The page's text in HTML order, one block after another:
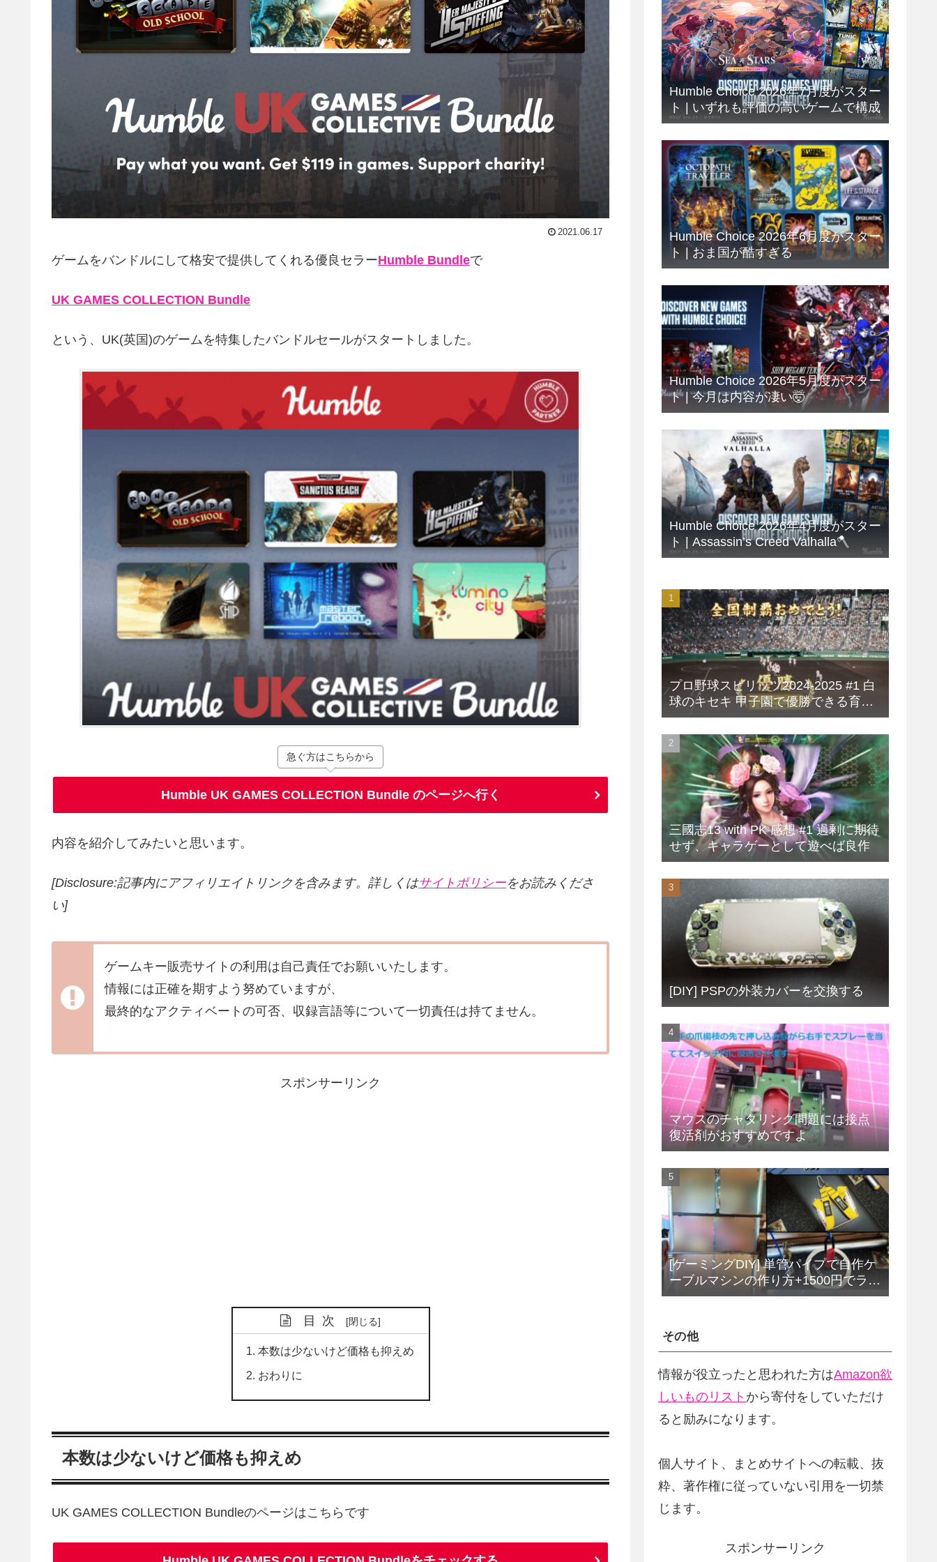
2021.06.17
ゲームをバンドルにして格安で提供してくれる優良セラーHumble Bundleで
UK GAMES COLLECTION Bundle
という、UK(英国)のゲームを特集したバンドルセールがスタートしました。
急ぐ方はこちらから
Humble UK GAMES COLLECTION Bundle のページへ行く
内容を紹介してみたいと思います。
[Disclosure:記事内にアフィリエイトリンクを含みます。詳しくはサイトポリシーをお読みくださ
い]
ゲームキー販売サイトの利用は自己責任でお願いいたします。
情報には正確を期すよう努めていますが、
最終的なアクティベートの可否、収録言語等について一切責任は持てません。
スポンサーリンク
目次
本数は少ないけど価格も抑えめ
おわりに
本数は少ないけど価格も抑えめ
UK GAMES COLLECTION Bundleのページはこちらです
Humble Choice 2026年7月度がスター
ト | いずれも評価の高いゲームで構成
Humble Choice 2026年6月度がスター
ト | おま国が酷すぎる
Humble Choice 2026年5月度がスター
ト | 今月は内容が凄い🤯
Humble Choice 2026年4月度がスター
ト | Assassin’s Creed Valhalla🪓
プロ野球スピリッツ2024-2025 #1 白
球のキセキ 甲子園で優勝できる育成
方法
三國志13 with PK 感想 #1 過剰に期待
せず、キャラゲーとして遊べば良作
[DIY] PSPの外装カバーを交換する
マウスのチャタリング問題には接点
復活剤がおすすめですよ
[ゲーミングDIY] 単管パイプで自作ケ
ーブルマシンの作り方+1500円でラッ
トプルダウンバーをDIY
その他
情報が役立ったと思われた方はAmazon欲
しいものリスト から寄付をしていただけ
ると励みになります。
個人サイト、まとめサイトへの転載、抜
粋、著作権に従っていない引用を一切禁
じます。
スポンサーリンク